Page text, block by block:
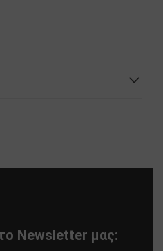
Newsletter μας: